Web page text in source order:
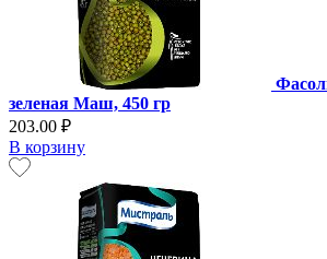
зеленая Маш, 450 гр
203.00 ₽
В корзину